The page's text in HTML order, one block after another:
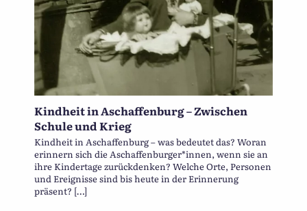
Kindheit in Aschaffenburg – Zwischen
Schule und Krieg
Kindheit in Aschaffenburg – was bedeutet das? Woran
erinnern sich die Aschaffenburger*innen, wenn sie an
ihre Kindertage zurückdenken? Welche Orte, Personen
und Ereignisse sind bis heute in der Erinnerung
präsent? […]